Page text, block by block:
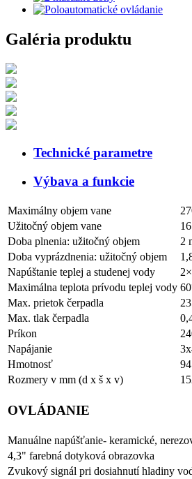
Galéria produktu
Technické parametre
Výbava a funkcie
Maximálny objem vane
Užitočný objem vane
Doba plnenia: užitočný objem
2
Doba vyprázdnenia: užitočný objem
Napúštanie teplej a studenej vody
Maximálna teplota prívodu teplej vody
Max. prietok čerpadla
Max. tlak čerpadla
Príkon
Napájanie
Hmotnosť
Rozmery v mm (d x š x v)
OVLÁDANIE
Manuálne napúšťanie- keramické,
4,3" farebná dotyková obrazovka
Zvukový signál pri dosiahnutí hladiny